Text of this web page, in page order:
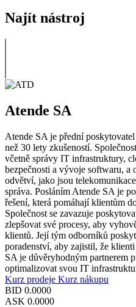
Najít nástroj
Atende SA
Atende SA je přední
než 30 lety zkušeností.
včetně správy IT infrastruktury,
bezpečnosti a vývoje softwaru, a
odvětví, jako jsou
správa. Posláním Atende SA je
řešení, která pomáhají klientům
Společnost se zavazuje
zlepšovat své procesy, aby
klientů. Její tým odborníků
poradenství, aby zajistil, že
SA je důvěryhodným partnerem
optimalizovat svou IT
Kurz prodeje Kurz nákupu
BID 0.0000
ASK 0.0000